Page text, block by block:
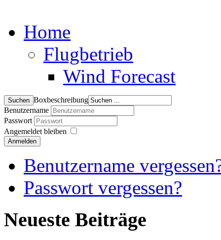
Home
Flugbetrieb
Wind Forecast
Boxbeschreibung
Benutzername
Passwort
Angemeldet bleiben
Anmelden
Benutzername
Passwort vergessen?
Neueste Beiträge